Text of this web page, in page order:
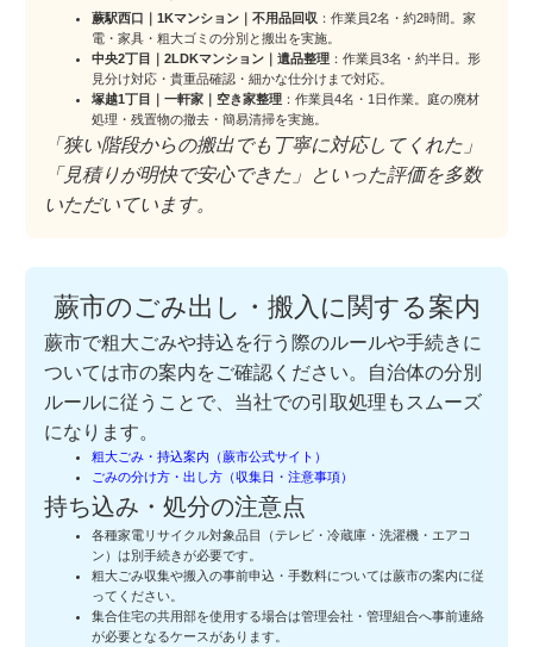
蕨駅西口｜1Kマンション｜不用品回収 ：作業員2名・約2時間。家
電・家具・粗大ゴミの分別と搬出を実施。
中央2丁目｜2LDKマンション｜遺品整理 ：作業員3名・約半日。形
見分け対応・貴重品確認・細かな仕分けまで対応。
塚越1丁目｜一軒家｜空き家整理 ：作業員4名・1日作業。庭の廃材
処理・残置物の撤去・簡易清掃を実施。
「狭い階段からの搬出でも丁寧に対応してくれた」
「見積りが明快で安心できた」といった評価を多数
いただいています。
蕨市のごみ出し・搬入に関する案内
蕨市で粗大ごみや持込を行う際のルールや手続きに
ついては市の案内をご確認ください。自治体の分別
ルールに従うことで、当社での引取処理もスムーズ
になります。
粗大ごみ・持込案内（蕨市公式サイト）
ごみの分け方・出し方（収集日・注意事項）
持ち込み・処分の注意点
各種家電リサイクル対象品目（テレビ・冷蔵庫・洗濯機・エアコ
ン）は別手続きが必要です。
粗大ごみ収集や搬入の事前申込・手数料については蕨市の案内に従
ってください。
集合住宅の共用部を使用する場合は管理会社・管理組合へ事前連絡
が必要となるケースがあります。